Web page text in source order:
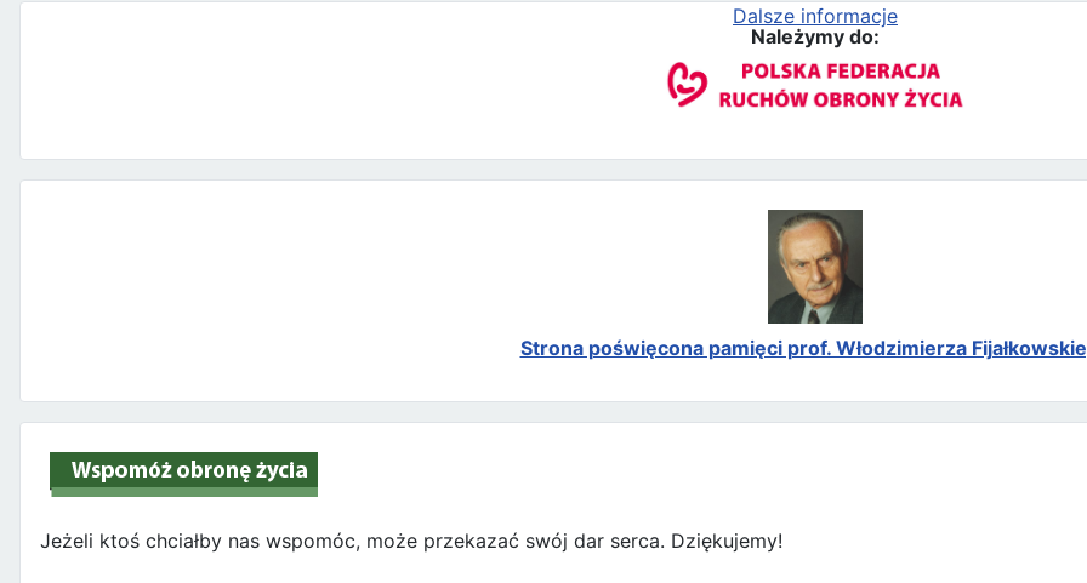
Należymy do:
Strona poświęcona pamięci prof. Włodzimierza
Jeżeli ktoś chciałby nas wspomóc, może przekazać swój dar serca. Dziękujemy!
Dalsze informacje